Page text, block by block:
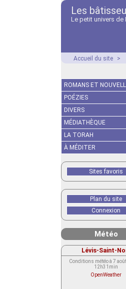
Les
Le petit univers de
Accueil du site >
ROMANS ET
POÉZIES
DIVERS
MÉDIATHÈQUE
LA TORAH
À MÉDITER
Sites favoris
Plan du site
Connexion
Météo
Lévis-Saint-
Conditions météo à 7
12h31min
OpenWeather